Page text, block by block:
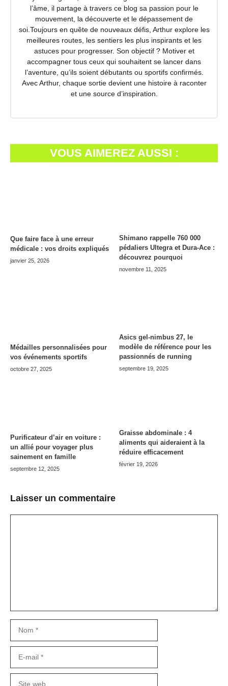
l’âme, il partage à travers ce blog sa passion pour le
mouvement, la découverte et le dépassement de
soi.Toujours en quête de nouveaux défis, Arthur explore les
meilleures routes, les sentiers les plus inspirants et les
astuces pour progresser. Son objectif ? Motiver et
accompagner tous ceux qui souhaitent se lancer dans
l’aventure, qu’ils soient débutants ou sportifs confirmés.
Avec Arthur, chaque sortie devient une histoire à raconter
et une source d’inspiration.
VOUS AIMEREZ AUSSI :
Que faire face à une erreur
médicale : vos droits expliqués
janvier 25, 2026
Shimano rappelle 760 000
pédaliers Ultegra et Dura-Ace :
découvrez pourquoi
novembre 11, 2025
Médailles personnalisées pour
vos événements sportifs
octobre 27, 2025
Asics gel-nimbus 27, le
modèle de référence pour les
passionnés de running
septembre 19, 2025
Purificateur d’air en voiture :
un allié pour voyager plus
sainement en famille
septembre 12, 2025
Graisse abdominale : 4
aliments qui aideraient à la
réduire efficacement
février 19, 2026
Laisser un commentaire
mail